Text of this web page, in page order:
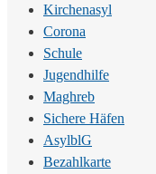
Kirchenasyl
Corona
Schule
Jugendhilfe
Maghreb
Sichere Häfen
AsylblG
Bezahlkarte